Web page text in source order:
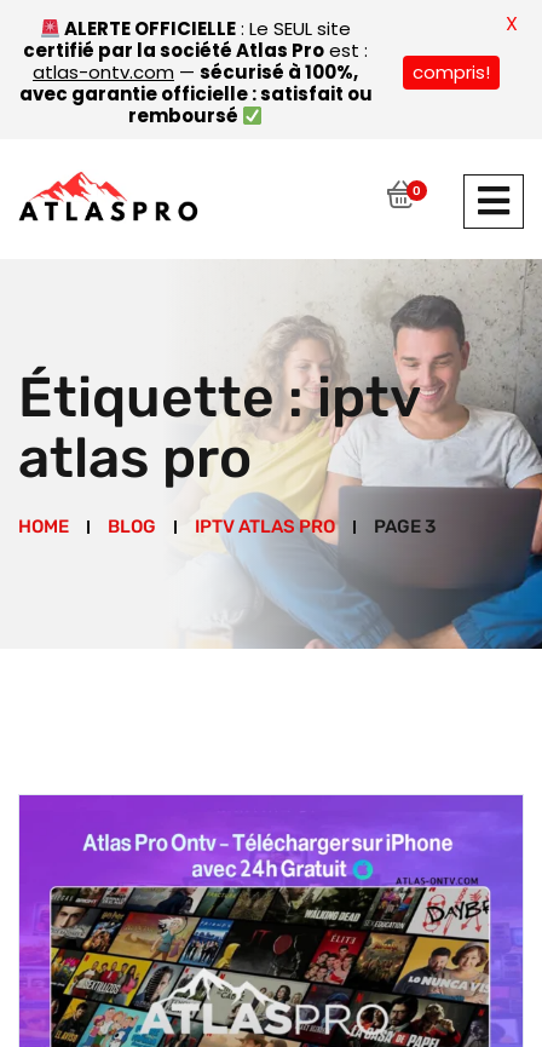
0
Étiquette :iptv
atlas pro
HOME BLOG IPTV ATLAS PRO PAGE 3
ALERTE OFFICIELLE: Le SEUL site
certifié par la société Atlas Proest :
atlas-ontv.com — sécurisé à 100%,
avec garantie officielle : satisfait ou
remboursé
compris!
X